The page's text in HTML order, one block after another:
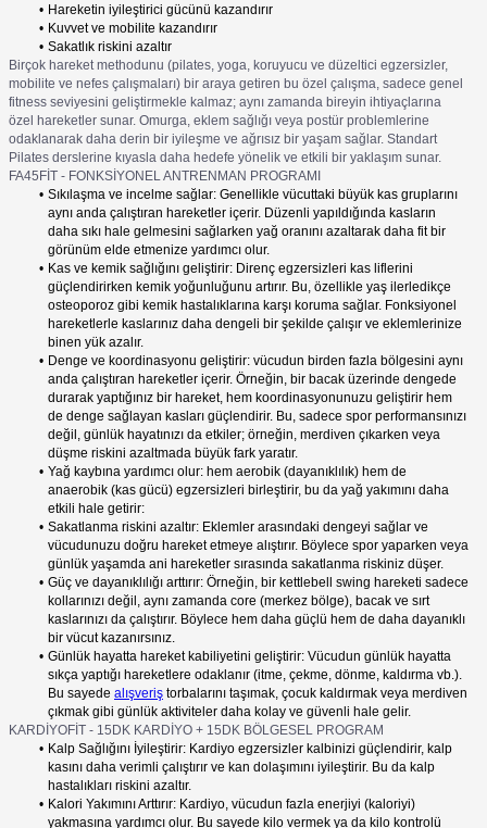
Hareketin iyileştirici gücünü kazandırır
Kuvvet ve mobilite kazandırır
Sakatlık riskini azaltır
Birçok hareket methodunu (pilates, yoga, koruyucu ve düzeltici egzersizler,
mobilite ve nefes çalışmaları) bir araya getiren bu özel çalışma, sadece genel
fitness seviyesini geliştirmekle kalmaz; aynı zamanda bireyin ihtiyaçlarına
özel hareketler sunar. Omurga, eklem sağlığı veya postür problemlerine
odaklanarak daha derin bir iyileşme ve ağrısız bir yaşam sağlar. Standart
Pilates derslerine kıyasla daha hedefe yönelik ve etkili bir yaklaşım sunar.
FA45FİT - FONKSİYONEL ANTRENMAN PROGRAMI
Sıkılaşma ve incelme sağlar: Genellikle vücuttaki büyük kas gruplarını
aynı anda çalıştıran hareketler içerir. Düzenli yapıldığında kasların
daha sıkı hale gelmesini sağlarken yağ oranını azaltarak daha fit bir
görünüm elde etmenize yardımcı olur.
Kas ve kemik sağlığını geliştirir: Direnç egzersizleri kas liflerini
güçlendirirken kemik yoğunluğunu artırır. Bu, özellikle yaş ilerledikçe
osteoporoz gibi kemik hastalıklarına karşı koruma sağlar. Fonksiyonel
hareketlerle kaslarınız daha dengeli bir şekilde çalışır ve eklemlerinize
binen yük azalır.
Denge ve koordinasyonu geliştirir: vücudun birden fazla bölgesini aynı
anda çalıştıran hareketler içerir. Örneğin, bir bacak üzerinde dengede
durarak yaptığınız bir hareket, hem koordinasyonunuzu geliştirir hem
de denge sağlayan kasları güçlendirir. Bu, sadece spor performansınızı
değil, günlük hayatınızı da etkiler; örneğin, merdiven çıkarken veya
düşme riskini azaltmada büyük fark yaratır.
Yağ kaybına yardımcı olur: hem aerobik (dayanıklılık) hem de
anaerobik (kas gücü) egzersizleri birleştirir, bu da yağ yakımını daha
etkili hale getirir:
Sakatlanma riskini azaltır: Eklemler arasındaki dengeyi sağlar ve
vücudunuzu doğru hareket etmeye alıştırır. Böylece spor yaparken veya
günlük yaşamda ani hareketler sırasında sakatlanma riskiniz düşer.
Güç ve dayanıklılığı arttırır: Örneğin, bir kettlebell swing hareketi sadece
kollarınızı değil, aynı zamanda core (merkez bölge), bacak ve sırt
kaslarınızı da çalıştırır. Böylece hem daha güçlü hem de daha dayanıklı
bir vücut kazanırsınız.
Günlük hayatta hareket kabiliyetini geliştirir: Vücudun günlük hayatta
sıkça yaptığı hareketlere odaklanır (itme, çekme, dönme, kaldırma vb.).
Bu sayede alışveriş torbalarını taşımak, çocuk kaldırmak veya merdiven
çıkmak gibi günlük aktiviteler daha kolay ve güvenli hale gelir.
KARDİYOFİT - 15DK KARDİYO + 15DK BÖLGESEL PROGRAM
Kalp Sağlığını İyileştirir: Kardiyo egzersizler kalbinizi güçlendirir, kalp
kasını daha verimli çalıştırır ve kan dolaşımını iyileştirir. Bu da kalp
hastalıkları riskini azaltır.
Kalori Yakımını Arttırır: Kardiyo, vücudun fazla enerjiyi (kaloriyi)
yakmasına yardımcı olur. Bu sayede kilo vermek ya da kilo kontrolü